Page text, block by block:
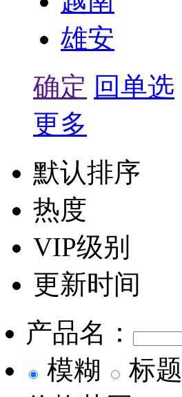
雄安
确定 回单选
更多
默认排序
热度
VIP级别
更新时间
产品名：
模糊
标题